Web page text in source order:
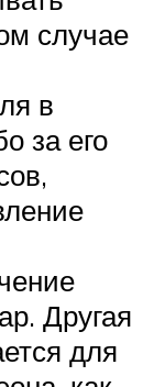
случае
в
за его
Другая
для